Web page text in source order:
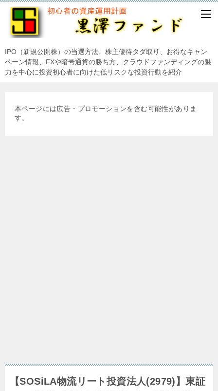
IPO（新規公開株）の当選方法、株主優待タダ取り、お得なキャン
ペーン情報、FXや暗号通貨の勝ち方、クラウドファンディングの魅
力を中心に投資初心者に向けた低リスクな投資行動を紹介
本ページには広告・プロモーションを含む可能性がありま
す。
【SOSiLA物流リート投資法人(2979)】東証